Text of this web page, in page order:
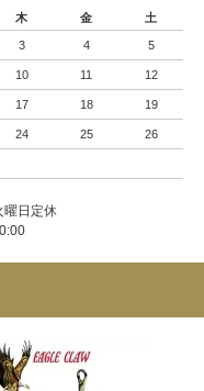
木 金 土
3 4 5
10 11 12
17 18 19
24 25 26
曜日定休